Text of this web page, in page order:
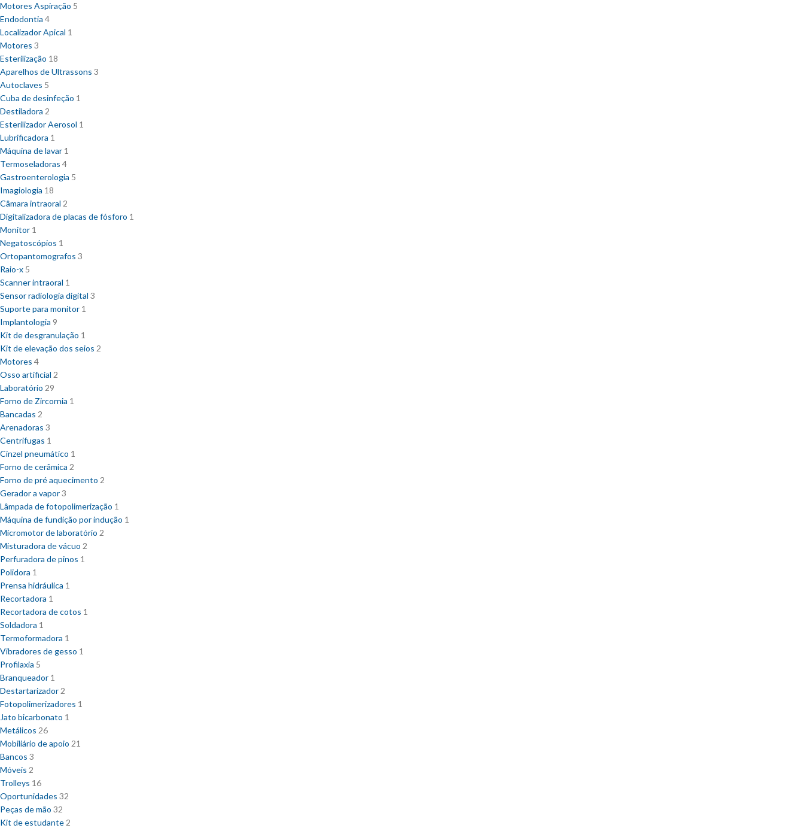
Motores Aspiração 5
Endodontia 4
Localizador Apical 1
Motores 3
Esterilização 18
Aparelhos de Ultrassons 3
Autoclaves 5
Cuba de desinfeção 1
Destiladora 2
Esterilizador Aerosol 1
Lubrificadora 1
Máquina de lavar 1
Termoseladoras 4
Gastroenterologia 5
Imagiologia 18
Câmara intraoral 2
Digitalizadora de placas de fósforo 1
Monitor 1
Negatoscópios 1
Ortopantomografos 3
Raio-x 5
Scanner intraoral 1
Sensor radiologia digital 3
Suporte para monitor 1
Implantologia 9
Kit de desgranulação 1
Kit de elevação dos seios 2
Motores 4
Osso artificial 2
Laboratório 29
Forno de Zircornia 1
Bancadas 2
Arenadoras 3
Centrifugas 1
Cinzel pneumático 1
Forno de cerâmica 2
Forno de pré aquecimento 2
Gerador a vapor3
Lâmpada de fotopolimerização 1
Máquina de fundição por indução 1
Micromotor de laboratório 2
Misturadora de vácuo 2
Perfuradora de pinos 1
Polidora 1
Prensa hidráulica 1
Recortadora 1
Recortadora de cotos 1
Soldadora 1
Termoformadora 1
Vibradores de gesso 1
Profilaxia 5
Branqueador 1
Destartarizador 2
Fotopolimerizadores 1
Jato bicarbonato 1
Metálicos 26
Mobiliário de apoio 21
Bancos 3
Móveis 2
Trolleys 16
Oportunidades 32
Peças de mão 32
Kit de estudante 2